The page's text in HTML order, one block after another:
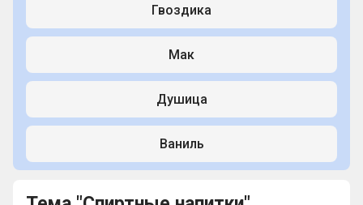
Гвоздика
Мак
Душица
Ваниль